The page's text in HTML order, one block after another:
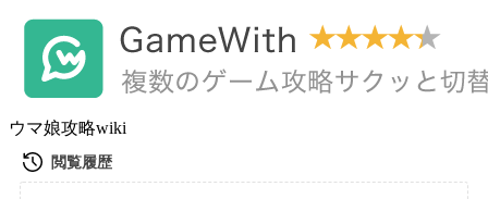
ウマ娘攻略wiki